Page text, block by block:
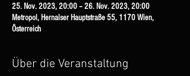
25. Nov. 2023, 20:00 – 26. Nov. 2023, 20:00
Metropol, Hernalser Hauptstraße 55, 1170 Wien,
Österreich
Über die Veranstaltung